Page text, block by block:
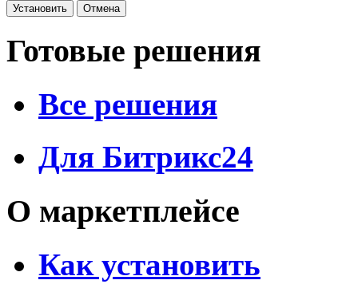
Готовые решения
Все решения
Для Битрикс24
О маркетплейсе
Как установить